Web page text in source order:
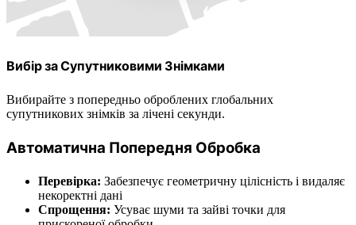
Вибір за Супутниковими Знімками
Вибирайте з попередньо оброблених глобальних
супутникових знімків за лічені секунди.
Автоматична Попередня Обробка
Перевірка: Забезпечує геометричну цілісність і видаляє
некоректні дані
Спрощення: Усуває шуми та зайві точки для